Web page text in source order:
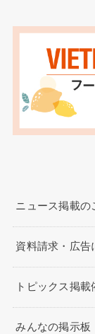
ニュース掲載の
資料請求・広告
トピックス掲載
みんなの掲示板